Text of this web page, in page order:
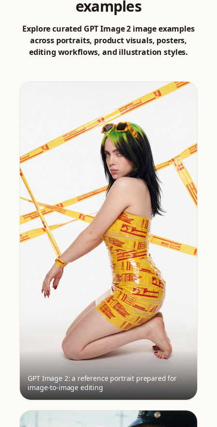
examples
Explore curated GPT Image 2 image examples
across portraits, product visuals, posters,
editing workflows, and illustration styles.
GPT Image 2: a reference portrait prepared for
image-to-image editing